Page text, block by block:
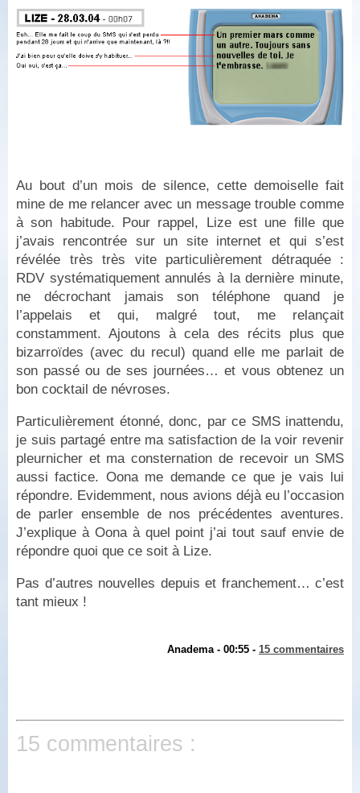
Au bout d’un mois de silence, cette demoiselle fait
mine de me relancer avec un message trouble comme
à son habitude. Pour rappel, Lize est une fille que
j’avais rencontrée sur un site internet et qui s’est
révélée très très vite particulièrement détraquée :
RDV systématiquement annulés à la dernière minute,
ne décrochant jamais son téléphone quand je
l’appelais et qui, malgré tout, me relançait
constamment. Ajoutons à cela des récits plus que
bizarroïdes (avec du recul) quand elle me parlait de
son passé ou de ses journées… et vous obtenez un
bon cocktail de névroses.
Particulièrement étonné, donc, par ce SMS inattendu,
je suis partagé entre ma satisfaction de la voir revenir
pleurnicher et ma consternation de recevoir un SMS
aussi factice. Oona me demande ce que je vais lui
répondre. Evidemment, nous avions déjà eu l’occasion
de parler ensemble de nos précédentes aventures.
J’explique à Oona à quel point j’ai tout sauf envie de
répondre quoi que ce soit à Lize.
Pas d’autres nouvelles depuis et franchement… c’est
tant mieux !
Anadema - 00:55 - 15 commentaires
15 commentaires :